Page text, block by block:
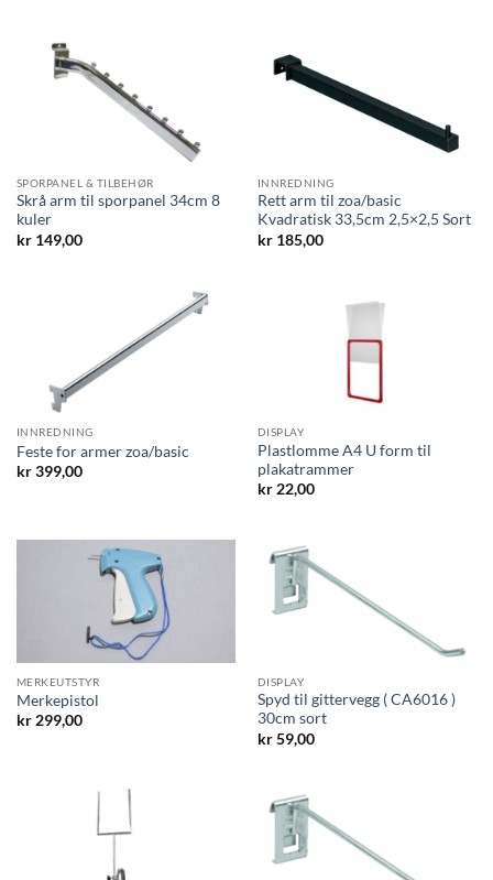
SPORPANEL & TILBEHØR
Skrå arm til sporpanel 34cm 8
kuler
kr149,00
INNREDNING
Rett arm til zoa/basic
Kvadratisk 33,5cm 2,5×2,5 Sort
kr185,00
INNREDNING
Feste for armer zoa/basic
kr399,00
DISPLAY
Plastlomme A4 U form til
plakatrammer
kr22,00
MERKEUTSTYR
Merkepistol
kr299,00
DISPLAY
Spyd til gittervegg ( CA6016 )
30cm sort
kr59,00